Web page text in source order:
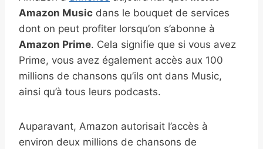
Amazon Music dans le bouquet de services
dont on peut profiter lorsqu’on s’abonne à
Amazon Prime. Cela signifie que si vous avez
Prime, vous avez également accès aux 100
millions de chansons qu’ils ont dans Music,
ainsi qu’à tous leurs podcasts.
Auparavant, Amazon autorisait l’accès à
environ deux millions de chansons de